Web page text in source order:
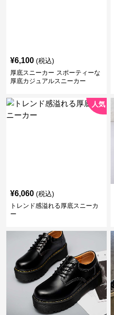
¥6,100 (税込)
厚底スニーカー スポーティーな
厚底カジュアルスニーカー
人気
¥6,060 (税込)
トレンド感溢れる厚底スニーカ
ー